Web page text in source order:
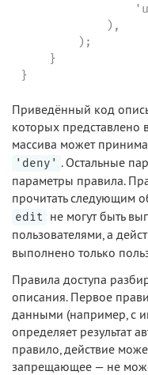
            ),
        );
    }
}
Приведённый код
которых представлено
массива может
'deny' . Остальные
параметры правила.
прочитать следующим
edit не могут быть
пользователями, а
выполнено только
Правила доступа
описания. Первое
данными (например, с
определяет результат
правило, действие
запрещающее — не